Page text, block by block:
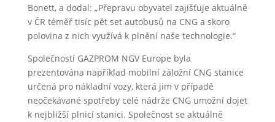
Bonett, a dodal: „Přepravu obyvatel zajišťuje aktuálně
v ČR téměř tisíc pět set autobusů na CNG a skoro
polovina z nich využívá k plnění naše technologie.“
Společností GAZPROM NGV Europe byla
prezentována například mobilní záložní CNG stanice
určená pro nákladní vozy, která jim v případě
neočekávané spotřeby celé nádrže CNG umožní dojet
k nejbližší plnicí stanici. Společnost se aktuálně